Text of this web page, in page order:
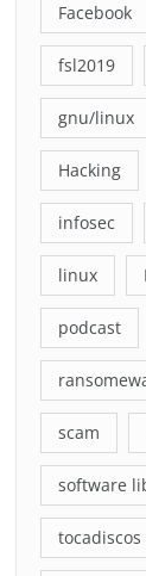
Facebook
fsl2019
gnu/linux
Hacking
infosec
linux
podcast
scam
software
tocadiscos